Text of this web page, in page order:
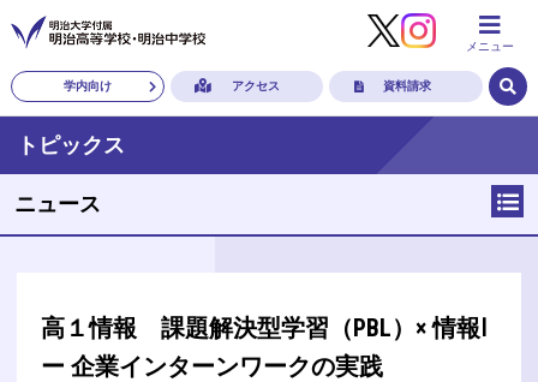
メニュー
学内向け アクセス 資料請求
トピックス
ニュース
高１情報 課題解決型学習（PBL）× 情報Ⅰ
ー 企業インターンワークの実践